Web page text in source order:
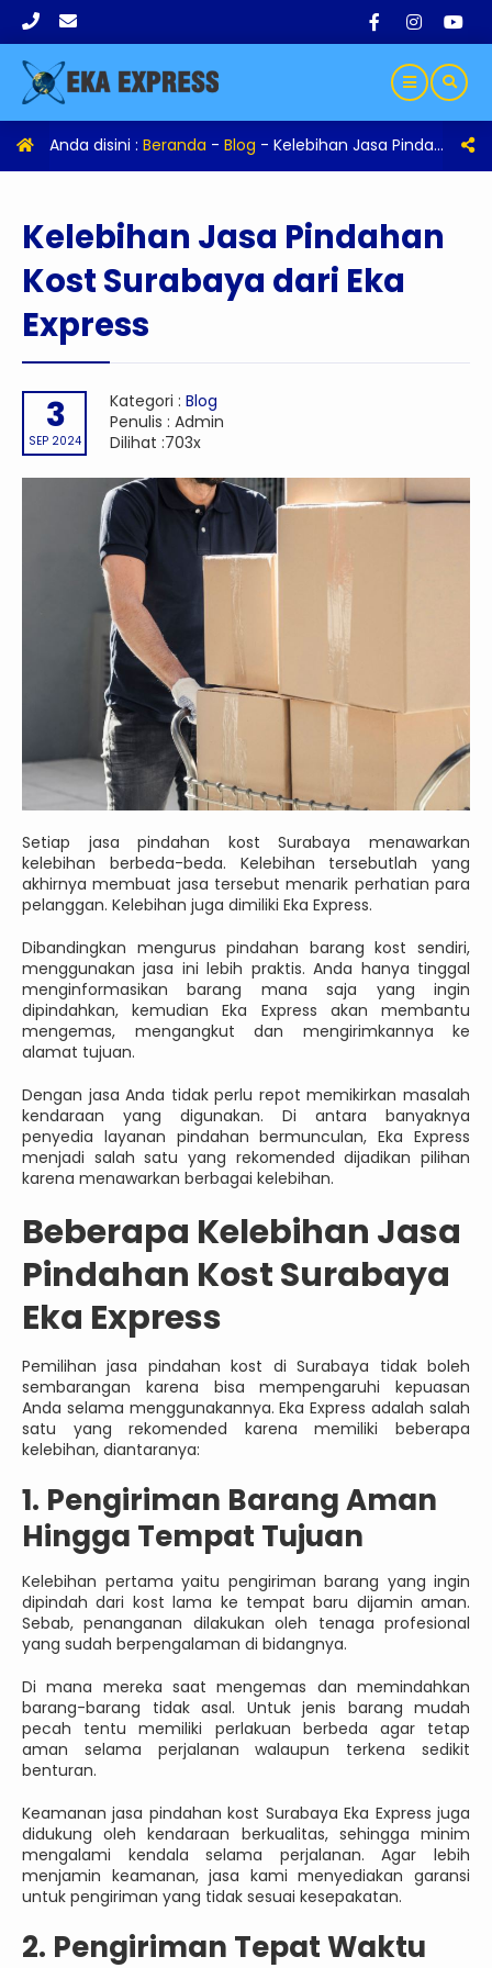
Anda disini : Beranda - Blog - Kelebihan Jasa Pindahan Kost Surabaya dari Eka Express
Kelebihan Jasa Pindahan
Kost Surabaya dari Eka
Express
3
SEP 2024
Kategori : Blog
Penulis : Admin
Dilihat :703x
Setiap jasa pindahan kost Surabaya menawarkan
kelebihan berbeda-beda. Kelebihan tersebutlah yang
akhirnya membuat jasa tersebut menarik perhatian para
pelanggan. Kelebihan juga dimiliki Eka Express.
Dibandingkan mengurus pindahan barang kost sendiri,
menggunakan jasa ini lebih praktis. Anda hanya tinggal
menginformasikan barang mana saja yang ingin
dipindahkan, kemudian Eka Express akan membantu
mengemas, mengangkut dan mengirimkannya ke
alamat tujuan.
Dengan jasa Anda tidak perlu repot memikirkan masalah
kendaraan yang digunakan. Di antara banyaknya
penyedia layanan pindahan bermunculan, Eka Express
menjadi salah satu yang rekomended dijadikan pilihan
karena menawarkan berbagai kelebihan.
Beberapa Kelebihan Jasa
Pindahan Kost Surabaya
Eka Express
Pemilihan jasa pindahan kost di Surabaya tidak boleh
sembarangan karena bisa mempengaruhi kepuasan
Anda selama menggunakannya. Eka Express adalah salah
satu yang rekomended karena memiliki beberapa
kelebihan, diantaranya:
1. Pengiriman Barang Aman
Hingga Tempat Tujuan
Kelebihan pertama yaitu pengiriman barang yang ingin
dipindah dari kost lama ke tempat baru dijamin aman.
Sebab, penanganan dilakukan oleh tenaga profesional
yang sudah berpengalaman di bidangnya.
Di mana mereka saat mengemas dan memindahkan
barang-barang tidak asal. Untuk jenis barang mudah
pecah tentu memiliki perlakuan berbeda agar tetap
aman selama perjalanan walaupun terkena sedikit
benturan.
Keamanan jasa pindahan kost Surabaya Eka Express juga
didukung oleh kendaraan berkualitas, sehingga minim
mengalami kendala selama perjalanan. Agar lebih
menjamin keamanan, jasa kami menyediakan garansi
untuk pengiriman yang tidak sesuai kesepakatan.
2. Pengiriman Tepat Waktu